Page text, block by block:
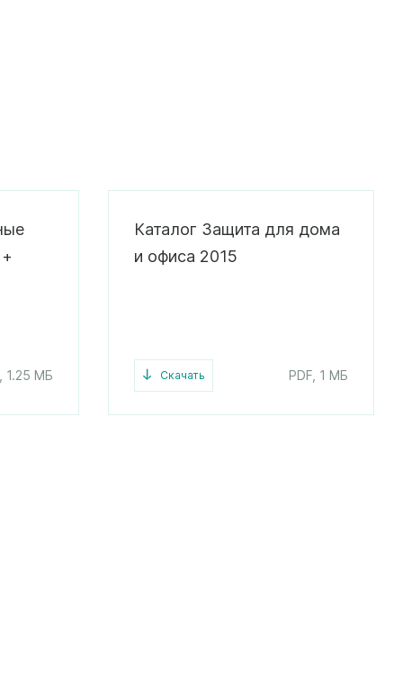
1.25 МБ
Каталог Защита для дома
и офиса 2015
Скачать PDF, 1 МБ